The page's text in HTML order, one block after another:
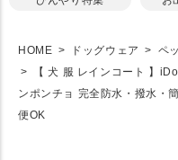
HOME ドッグウェア ペ
【 犬 服 レインコート 】
ンポンチョ 完全防水・撥水・
便OK